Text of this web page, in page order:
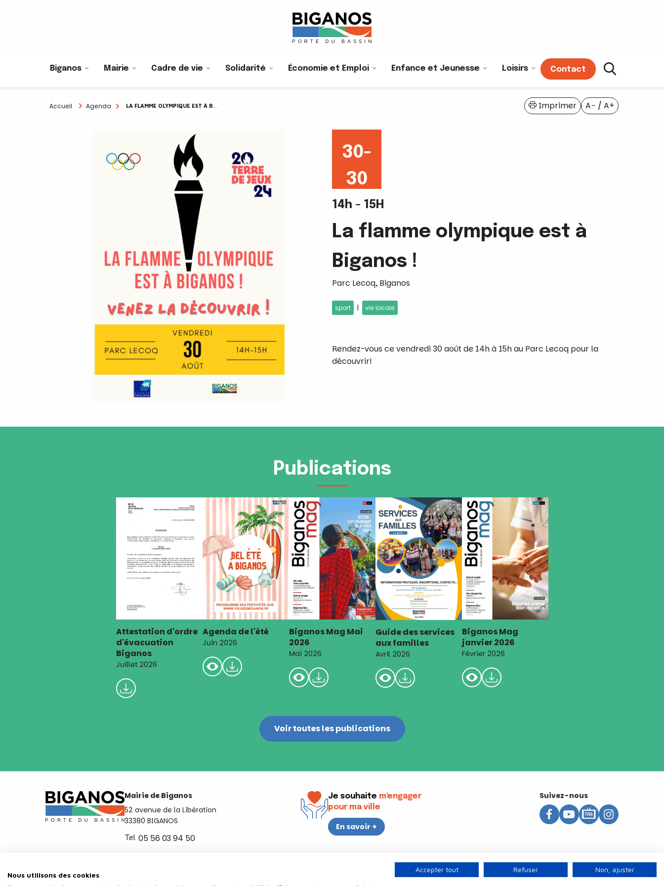
Biganos Mairie Cadre de vie Solidarité Économie et Emploi Enfance et Jeunesse Loisirs Contact
Accueil Agenda LA FLAMME OLYMPIQUE EST À BIGANOS ! A− / A+
Imprimer
30-
30
14h - 15H
La flamme olympique est à
Biganos !
Parc Lecoq, Biganos
sport | vie locale
Rendez-vous ce vendredi 30 août de 14h à 15h au Parc Lecoq pour la
découvrir!
Publications
Attestation d'ordre
d'évacuation
Biganos
Juillet 2026
Agenda de l'été
Juin 2026
Biganos Mag Mai
2026
Mai 2026
Guide des services
aux familles
Avril 2026
Biganos Mag
janvier 2026
Février 2026
Voir toutes les publications
Mairie de Biganos
52 avenue de la Libération
33380 BIGANOS
Tel. 05 56 03 94 50
Je souhaite m'engager
pour ma ville
En savoir +
Suivez-nous
Nous utilisons des cookies
Accepter tout Refuser Non, ajuster